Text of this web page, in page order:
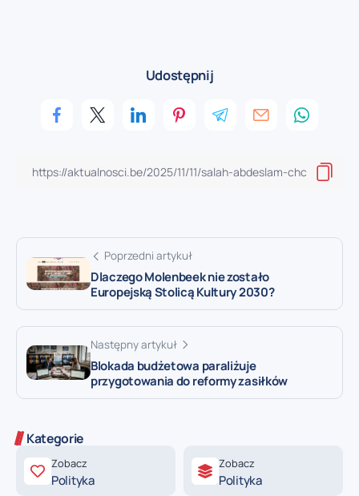
Udostępnij
Poprzedni artykuł
Dlaczego Molenbeek nie zostało
Europejską Stolicą Kultury 2030?
Następny artykuł
Blokada budżetowa paraliżuje
przygotowania do reformy zasiłków
Kategorie
Zobacz
Polityka
Zobacz
Polityka